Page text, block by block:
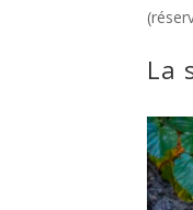
La